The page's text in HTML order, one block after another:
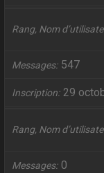
Rang, Nom
Messages 547
Inscription 29
Rang, Nom
Messages 0